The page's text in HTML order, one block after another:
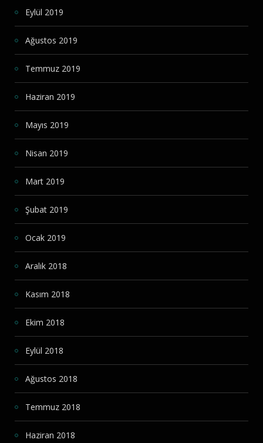
Eylül 2019
Ağustos 2019
Temmuz 2019
Haziran 2019
Mayıs 2019
Nisan 2019
Mart 2019
Şubat 2019
Ocak 2019
Aralık 2018
Kasım 2018
Ekim 2018
Eylül 2018
Ağustos 2018
Temmuz 2018
Haziran 2018